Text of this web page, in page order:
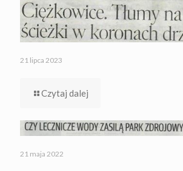
21 lipca 2023
Czytaj dalej
21 maja 2022